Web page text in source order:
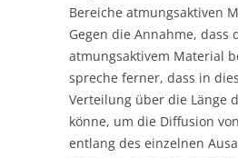
Bereiche atmungsaktiven
Gegen die Annahme, dass
atmungsaktivem Material
spreche ferner, dass in
Verteilung über die Länge
könne, um die Diffusion
entlang des einzelnen